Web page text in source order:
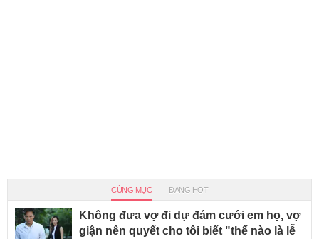
CÙNG MỤC ĐANG HOT
Không đưa vợ đi dự đám cưới em họ, vợ
giận nên quyết cho tôi biết "thế nào là lễ